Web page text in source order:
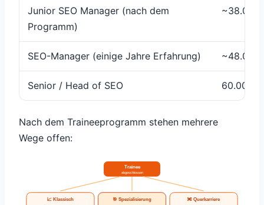
Junior SEO Manager (nach dem
Programm)
SEO-Manager (einige Jahre Erfahrung)
Senior / Head of SEO 60.000
Nach dem Traineeprogramm stehen mehrere
Wege offen:
Trainee
abgeschlossen
📈 Klassisch 🎯 Spezialisierung 🔀 Querkarriere